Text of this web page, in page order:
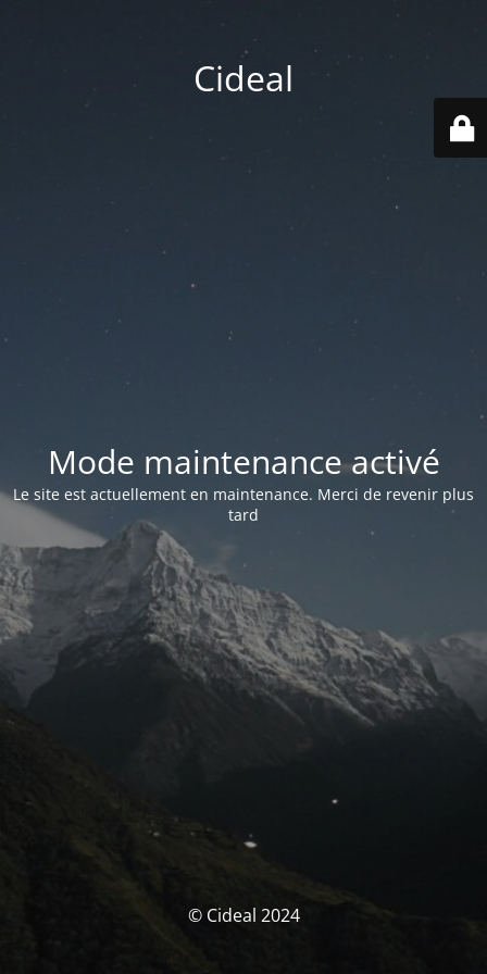
Cideal
Mode maintenance activé
Le site est actuellement en maintenance. Merci de revenir plus
tard
© Cideal 2024